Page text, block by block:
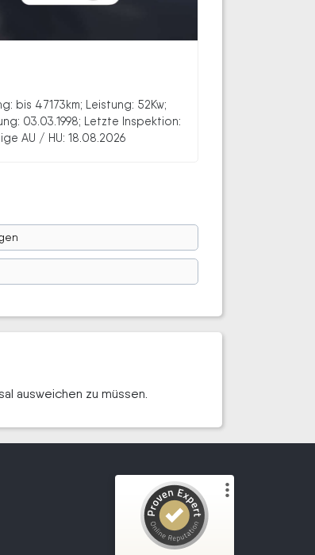
bis 47173km; Leistung: 52Kw;
03.03.1998; Letzte Inspektion:
AU / HU: 18.08.2026
ausweichen zu müssen.
Kundenbewertungen und Erfahrungen zu
Wir kaufen dein Motorrad